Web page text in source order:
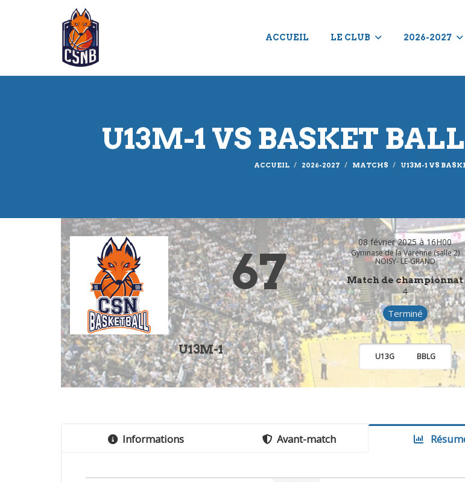
ACCUEIL LE CLUB 2026-2027
U13M-1 VS BASKET
ACCUEIL 2026-2027 MATCHS U13M-1 VS
08 février 2025 à 16H00
Gymnase de la Varenne (salle 2)
NOISY- LE-GRAND
Match de championnat
4
Terminé
67
U13M-1 U13G BBLG
Informations Avant-match
Panneau de gestion des cookies